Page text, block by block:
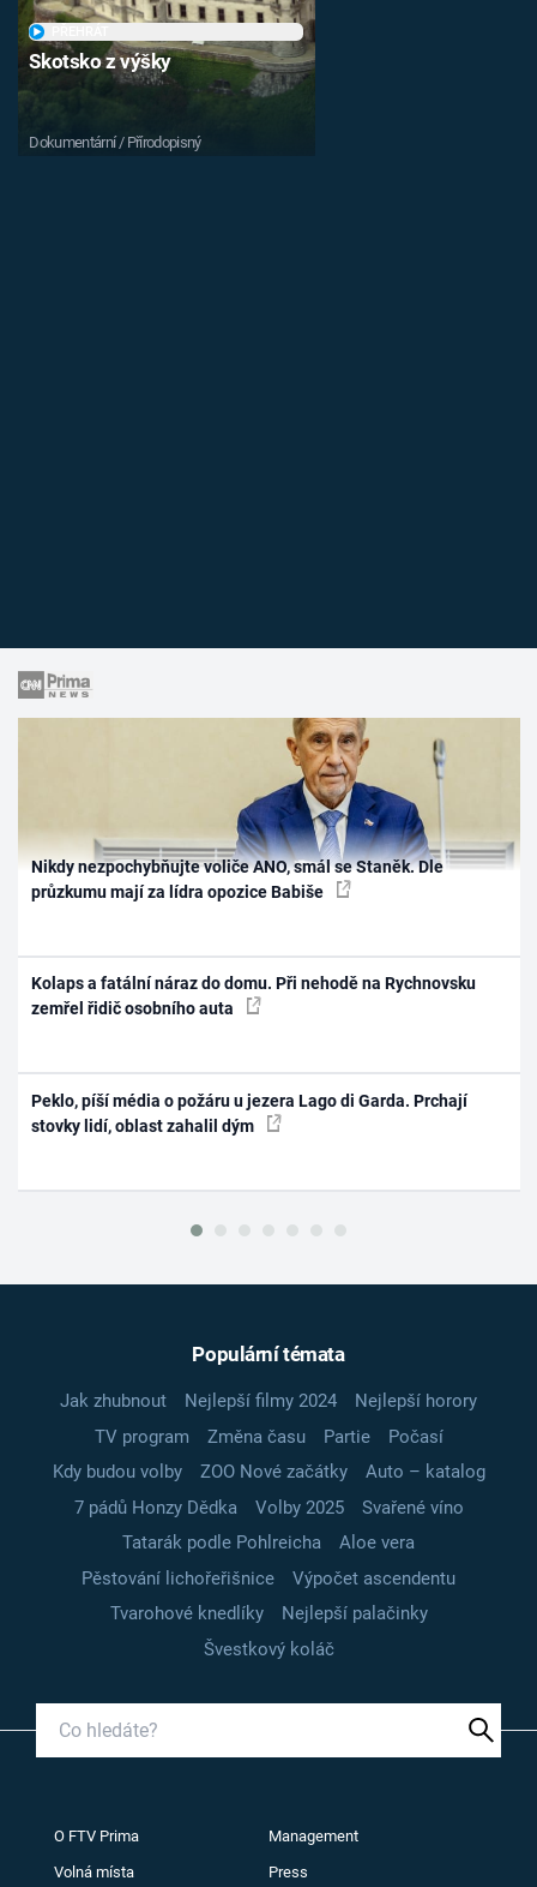
Skotsko z výšky
Dokumentární / Přírodopisný
Nikdy nezpochybňujte voliče ANO, smál se Staněk. Dle
průzkumu mají za lídra opozice Babiše
Kolaps a fatální náraz do domu. Při nehodě na Rychnovsku
zemřel řidič osobního auta
Peklo, píší média o požáru u jezera Lago di Garda. Prchají
stovky lidí, oblast zahalil dým
Populární témata
Jak zhubnout Nejlepší filmy 2024
Nejlepší horory
TV program
Změna času Partie
Počasí
Kdy budou volby
ZOO Nové začátky
Auto – katalog
7 pádů Honzy Dědka
Volby 2025
Svařené víno
Tatarák podle Pohlreicha
Aloe vera
Pěstování lichořeřišnice
Výpočet ascendentu
Tvarohové knedlíky
Nejlepší palačinky
Švestkový koláč
O FTV Prima Management
Volná místa Press